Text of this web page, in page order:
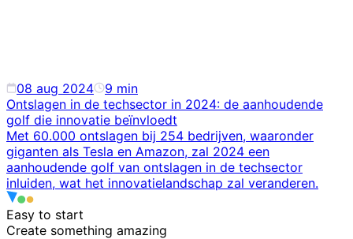
08 aug 2024 9 min
Ontslagen in de techsector in 2024: de aanhoudende
golf die innovatie beïnvloedt
Met 60.000 ontslagen bij 254 bedrijven, waaronder
giganten als Tesla en Amazon, zal 2024 een
aanhoudende golf van ontslagen in de techsector
inluiden, wat het innovatielandschap zal veranderen.
Easy to start
Create something amazing